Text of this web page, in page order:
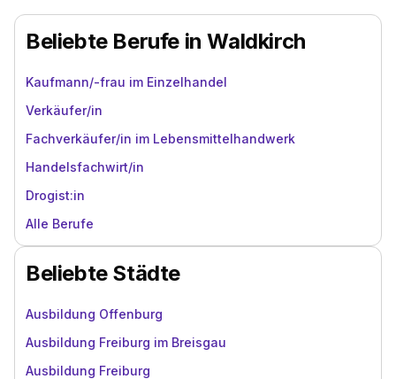
Beliebte Berufe in Waldkirch
Kaufmann/-frau im Einzelhandel
Verkäufer/in
Fachverkäufer/in im Lebensmittelhandwerk
Handelsfachwirt/in
Drogist:in
Alle Berufe
Beliebte Städte
Ausbildung Offenburg
Ausbildung Freiburg im Breisgau
Ausbildung Freiburg